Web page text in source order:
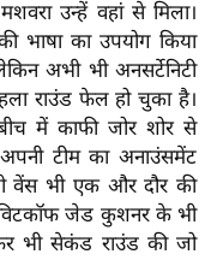
उन्हें वहां से मिला।
भाषा का उपयोग किया
अभी भी अनसर्टेनिटी
राउंड फेल हो चुका है।
में काफी जोर शोर से
टीम का अनाउंसमेंट
वेंस भी एक और दौर की
विटकॉफ जेड कुशनर के भी
भी सेकंड राउंड की जो